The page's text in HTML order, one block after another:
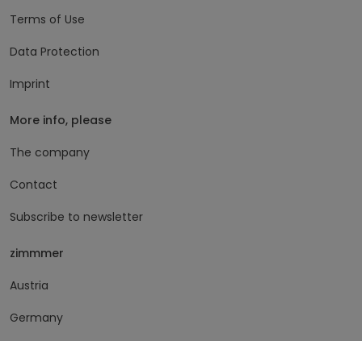
Terms of Use
Data Protection
Imprint
More info, please
The company
Contact
Subscribe to newsletter
zimmmer
Austria
Germany